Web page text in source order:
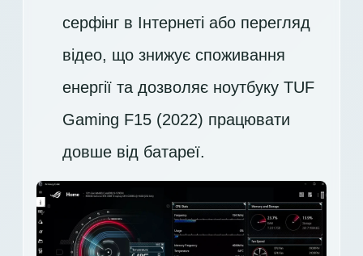
серфінг в Інтернеті або перегляд
відео, що знижує споживання
енергії та дозволяє ноутбуку TUF
Gaming F15 (2022) працювати
довше від батареї.